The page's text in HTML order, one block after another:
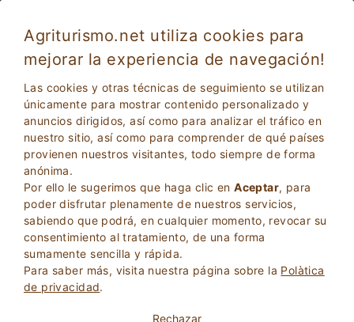
Agriturismo.net utiliza cookies para
mejorar la experiencia de navegación!
Las cookies y otras técnicas de seguimiento se utilizan
únicamente para mostrar contenido personalizado y
anuncios dirigidos, así como para analizar el tráfico en
nuestro sitio, así como para comprender de qué países
provienen nuestros visitantes, todo siempre de forma
anónima.
Por ello le sugerimos que haga clic enAceptar, para
poder disfrutar plenamente de nuestros servicios,
sabiendo que podrá, en cualquier momento, revocar su
consentimiento al tratamiento, de una forma
sumamente sencilla y rápida.
Para saber más, visita nuestra página sobre la Polà­tica
de privacidad.
Rechazar
Vacaciones en Emilia Romagna en una casa
de campo con piscina
2Adultos
0Niños BÚSQUEDA